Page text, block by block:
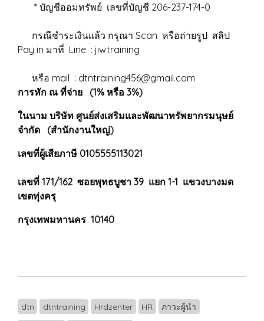
* บัญชีออมทรัพย์ เลขที่บัญชี 206-237-174-0
กรณีชำระเงินแล้ว กรุณา Scan หรือถ่ายรูป สลิป
Pay in มาที่ Line : jiwtraining
หรือ mail : dtntraining456@gmail.com
การหัก ณ ที่จ่าย (1% หรือ 3%)
ในนาม บริษัท ศูนย์ส่งเสริมและพัฒนาทรัพยากรมนุษย์
จำกัด (สำนักงานใหญ่)
เลขที่ผู้เสียภาษี 0105555113021
เลขที่ 171/162 ซอยพุทธบูชา 39 แยก 1-1 แขวงบางมด
เขตทุ่งครุ
กรุงเทพมหานคร 10140
dtn dtntraining Hrdzenter HR
ภาวะผู้นำ